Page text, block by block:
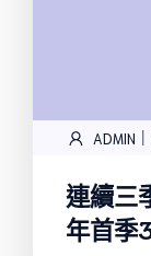
ADMIN |
連續三
年首季